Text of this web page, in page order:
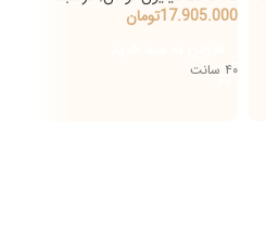
17.905.000تومان
۴۰ سانت